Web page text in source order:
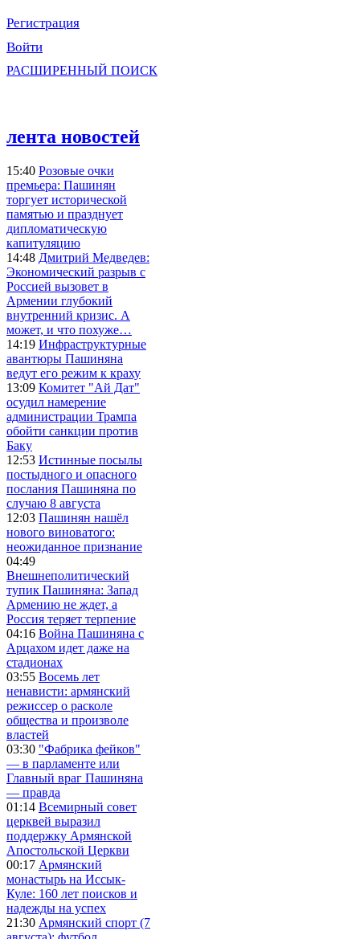
Регистрация
Войти
РАСШИРЕННЫЙ ПОИСК
лента новостей
15:40 Розовые очки
премьера: Пашинян
торгует исторической
памятью и празднует
дипломатическую
капитуляцию
14:48 Дмитрий Медведев:
Экономический разрыв с
Россией вызовет в
Армении глубокий
внутренний кризис. А
может, и что похуже…
14:19 Инфраструктурные
авантюры Пашиняна
ведут его режим к краху
13:09 Комитет "Ай Дат"
осудил намерение
администрации Трампа
обойти санкции против
Баку
12:53 Истинные посылы
постыдного и опасного
послания Пашиняна по
случаю 8 августа
12:03 Пашинян нашёл
нового виноватого:
неожиданное признание
04:49
Внешнеполитический
тупик Пашиняна: Запад
Армению не ждет, а
Россия теряет терпение
04:16 Война Пашиняна с
Арцахом идет даже на
стадионах
03:55 Восемь лет
ненависти: армянский
режиссер о расколе
общества и произволе
властей
03:30 "Фабрика фейков"
— в парламенте или
Главный враг Пашиняна
— правда
01:14 Всемирный совет
церквей выразил
поддержку Армянской
Апостольской Церкви
00:17 Армянский
монастырь на Иссык-
Куле: 160 лет поисков и
надежды на успех
21:30 Армянский спорт (7